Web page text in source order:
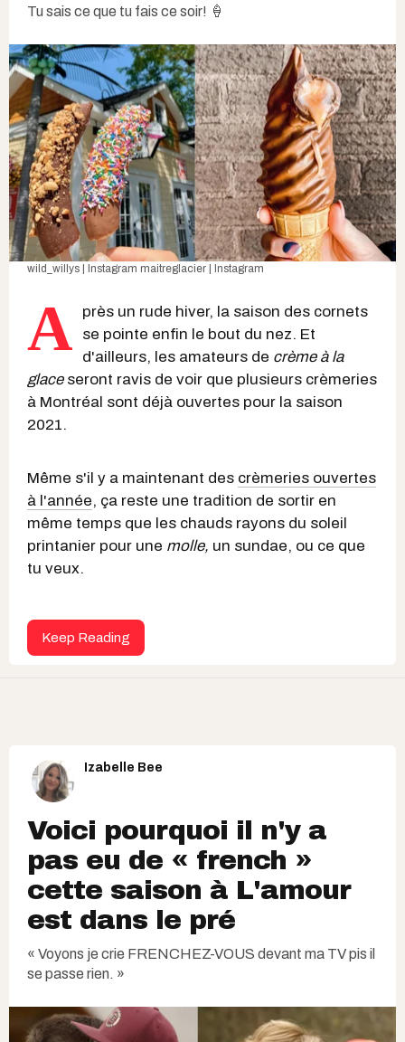
Tu sais ce que tu fais ce soir! 🍦
wild_willys | Instagram maitreglacier | Instagram
A
près un rude hiver, la saison des cornets
se pointe enfin le bout du nez. Et
d'ailleurs, les amateurs de crème à la
glace seront ravis de voir que plusieurs crèmeries
à Montréal sont déjà ouvertes pour la saison
2021.
Même s'il y a maintenant des crèmeries ouvertes
à l'année, ça reste une tradition de sortir en
même temps que les chauds rayons du soleil
printanier pour une molle, un sundae, ou ce que
tu veux.
Keep Reading
Izabelle Bee
Voici pourquoi il n'y a
pas eu de « french »
cette saison à L'amour
est dans le pré
« Voyons je crie FRENCHEZ-VOUS devant ma TV pis il
se passe rien. »